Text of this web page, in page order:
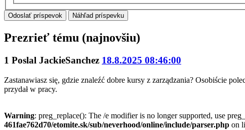
Prezrieť tému (najnovšiu)
1 Poslal JackieSanchez 18.8.2025 08:46:00
Zastanawiasz się, gdzie znaleźć dobre kursy z zarządzania? Osobiście
przydał w pracy.
Warning: preg_replace(): The /e modifier is no longer supported, use
461fae762d70/etomite.sk/sub/neverhood/online/include/parser.php on